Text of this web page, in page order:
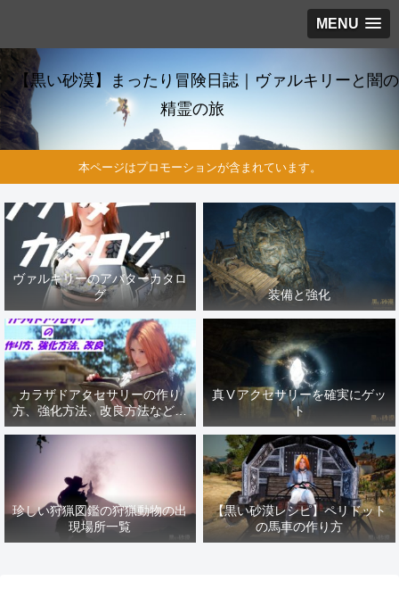
MENU
【黒い砂漠】まったり冒険日誌｜ヴァルキリーと闇の
精霊の旅
本ページはプロモーションが含まれています。
ヴァルキリーのアバターカタロ
グ
装備と強化
カラザドアクセサリーの作り
方、強化方法、改良方法などま
とめ【黒い砂漠冒険日誌１４１
真Ⅴアクセサリーを確実にゲッ
ト
珍しい狩猟図鑑の狩猟動物の出
現場所一覧
【黒い砂漠レシピ】ペリドット
の馬車の作り方